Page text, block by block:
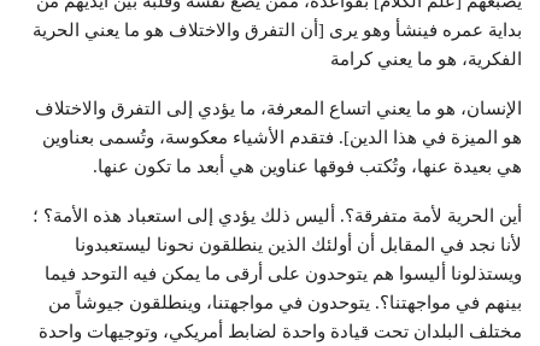
بداية عمره فينشأ وهو يرى [أن التفرق والاختلاف هو ما يعني الحرية
الفكرية، هو ما يعني كرامة
الإنسان، هو ما يعني اتساع المعرفة، ما يؤدي إلى التفرق والاختلاف
هو الميزة في هذا الدين]. فتقدم الأشياء معكوسة، وتُسمى بعناوين
هي بعيدة عنها، وتُكتب فوقها عناوين هي أبعد ما تكون عنها.
أين الحرية لأمة متفرقة؟. أليس ذلك يؤدي إلى استعباد هذه الأمة؟ ؛
لأنا نجد في المقابل أن أولئك الذين ينطلقون نحونا ليستعبدونا
ويستذلونا أليسوا هم يتوحدون على أرقى ما يمكن فيه التوحد فيما
بينهم في مواجهتنا؟. يتوحدون في مواجهتنا، وينطلقون جيوشاً من
مختلف البلدان تحت قيادة واحدة لضابط أمريكي، وتوجيهات واحدة